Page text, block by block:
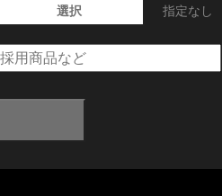
選択 指定なし